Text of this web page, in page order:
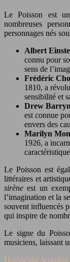
Le Poisson est
nombreuses
personnages nés
Albert
connu pour
sens de
Frédéric
1810, a
sensibilité et
Drew
est connue
envers des
Marilyn
1926, a
Le Poisson est
littéraires et
sirèneest un
l’imagination et la
souvent influencés
qui inspire de
Le signe du
musiciens, laissant
Horoscope